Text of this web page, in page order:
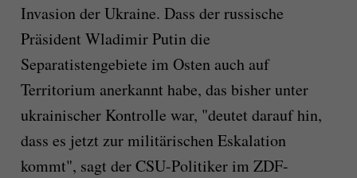
Invasion der Ukraine. Dass der russische
Präsident Wladimir Putin die
Separatistengebiete im Osten auch auf
Territorium anerkannt habe, das bisher unter
ukrainischer Kontrolle war, "deutet darauf hin,
dass es jetzt zur militärischen Eskalation
kommt", sagt der CSU-Politiker im ZDF-